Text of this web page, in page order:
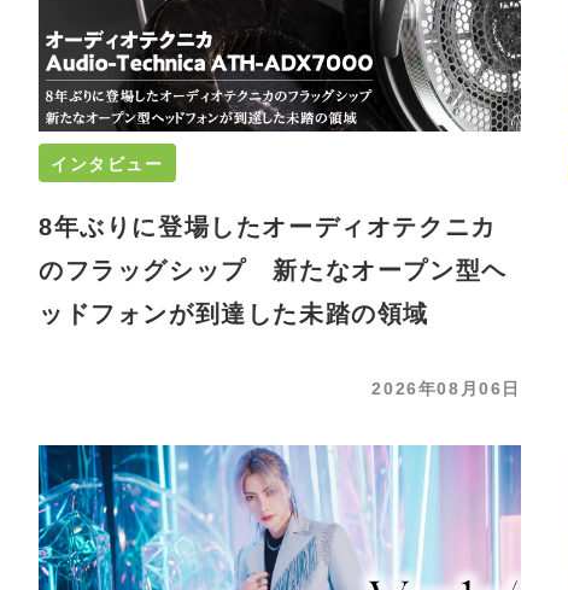
インタビュー
8年ぶりに登場したオーディオテクニカ
のフラッグシップ 新たなオープン型ヘ
ッドフォンが到達した未踏の領域
2026年08月06日